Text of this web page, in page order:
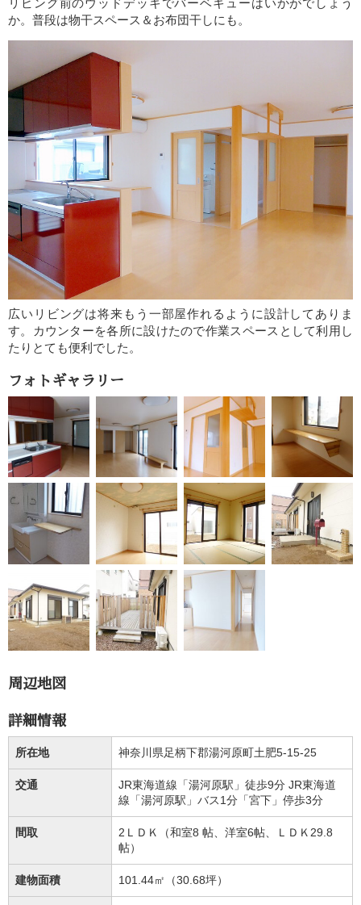
か。普段は物干スペース＆お布団干しにも。
広いリビングは将来もう一部屋作れるように設計してありま
す。カウンターを各所に設けたので作業スペースとして利用し
たりとても便利でした。
フォトギャラリー
周辺地図
詳細情報
所在地 神奈川県足柄下郡湯河原町土肥5-15-25
交通 JR東海道線「湯河原駅」徒歩9分 JR東海道
線「湯河原駅」バス1分「宮下」停歩3分
間取
2ＬＤＫ（和室8 帖、洋室6帖、ＬＤＫ29.8
帖）
建物面積 101.44㎡（30.68坪）